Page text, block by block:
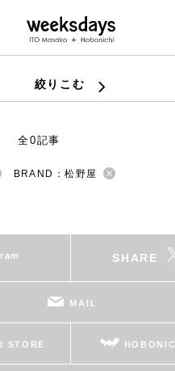
絞りこむ
全0記事
BRAND：松野屋
SHARE
MAIL
STORE